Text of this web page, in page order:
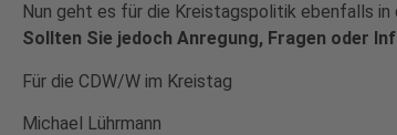
Nun geht es für die Kreistagspolitik ebenfalls in
Sollten Sie jedoch Anregung, Fragen oder
Für die CDW/W im Kreistag
Michael Lührmann